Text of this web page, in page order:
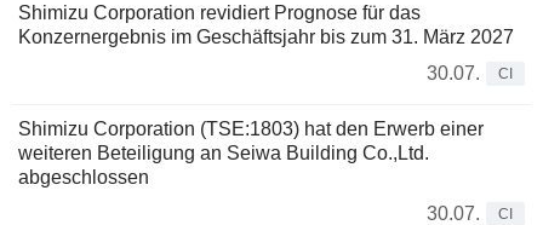
Shimizu Corporation revidiert Prognose für das
Konzernergebnis im Geschäftsjahr bis zum 31. März 2027
30.07.
CI
Shimizu Corporation (TSE:1803) hat den Erwerb einer
weiteren Beteiligung an Seiwa Building Co.,Ltd.
abgeschlossen
30.07.
CI